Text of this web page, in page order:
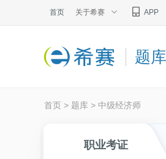
首页 关于希赛 APP
题库
首页 > 题库 > 中级经济师
职业考证